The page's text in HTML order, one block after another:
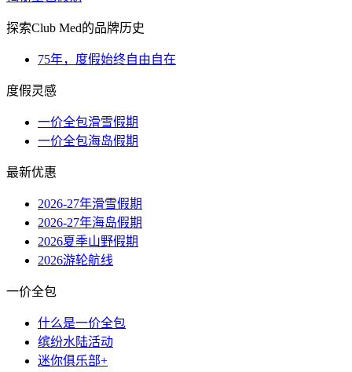
探索Club Med的品牌历史
75年，度假始终自由自在
度假灵感
一价全包滑雪假期
一价全包海岛假期
最新优惠
2026-27年滑雪假期
2026-27年海岛假期
2026夏季山野假期
2026游轮航线
一价全包
什么是一价全包
缤纷水陆活动
迷你俱乐部+